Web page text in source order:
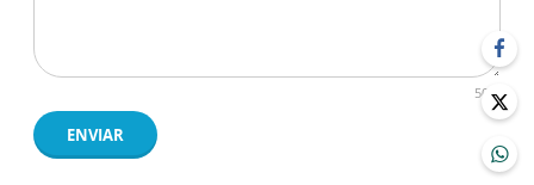
500
ENVIAR